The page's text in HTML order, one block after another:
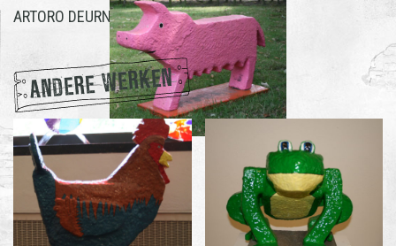
ARTORO DEURNE
ANDERE WERKEN